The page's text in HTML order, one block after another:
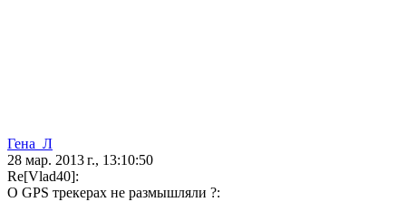
Гена_Л
28 мар. 2013 г., 13:10:50
Re[Vlad40]:
О GPS трекерах не размышляли ?: